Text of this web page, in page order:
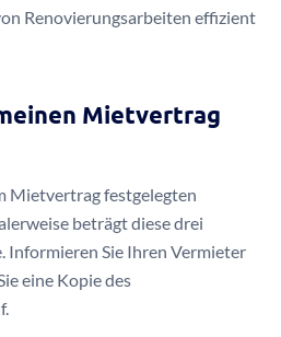
Renovierungsarbeiten effizient
Mietvertrag
Mietvertrag festgelegten
beträgt diese drei
Informieren Sie Ihren Vermieter
eine Kopie des